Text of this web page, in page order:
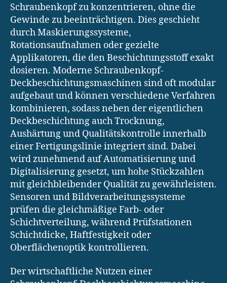
Schraubenkopf zu konzentrieren, ohne die
Gewinde zu beeinträchtigen. Dies geschieht
durch Maskierungssysteme,
Rotationsaufnahmen oder gezielte
Applikatoren, die den Beschichtungsstoff exakt
dosieren. Moderne Schraubenkopf-
Deckbeschichtungsmaschinen sind oft modular
aufgebaut und können verschiedene Verfahren
kombinieren, sodass neben der eigentlichen
Deckbeschichtung auch Trocknung,
Aushärtung und Qualitätskontrolle innerhalb
einer Fertigungslinie integriert sind. Dabei
wird zunehmend auf Automatisierung und
Digitalisierung gesetzt, um hohe Stückzahlen
mit gleichbleibender Qualität zu gewährleisten.
Sensoren und Bildverarbeitungssysteme
prüfen die gleichmäßige Farb- oder
Schichtverteilung, während Prüfstationen
Schichtdicke, Haftfestigkeit oder
Oberflächenoptik kontrollieren.
Der wirtschaftliche Nutzen einer